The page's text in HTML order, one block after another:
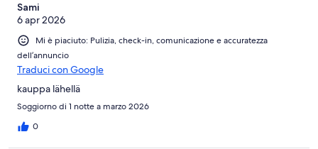
Sami
6 apr 2026
Mi è piaciuto: Pulizia, check-in, comunicazione e accuratezza
dell’annuncio
Traduci con Google
kauppa lähellä
Soggiorno di 1 notte a marzo 2026
0